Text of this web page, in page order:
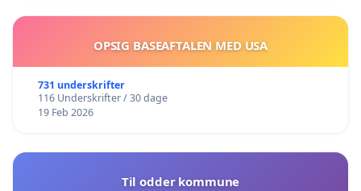
OPSIG BASEAFTALEN MED USA
731 underskrifter
116 Underskrifter / 30 dage
19 Feb 2026
Til odder kommune